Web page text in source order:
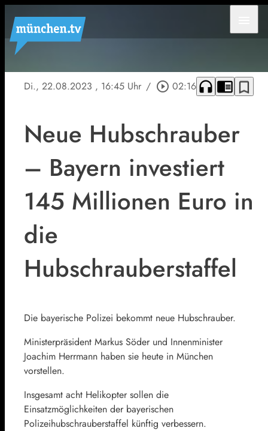
Di., 22.08.2023 , 16:45 Uhr / play_circle_outline 02:16 headphones chrome_reader_mode bookmark_border
Neue Hubschrauber
– Bayern investiert
145 Millionen Euro in
die
Hubschrauberstaffel
Die bayerische Polizei bekommt neue Hubschrauber.
Ministerpräsident Markus Söder und Innenminister
Joachim Herrmann haben sie heute in München
vorstellen.
Insgesamt acht Helikopter sollen die
Einsatzmöglichkeiten der bayerischen
Polizeihubschrauberstaffel künftig verbessern.